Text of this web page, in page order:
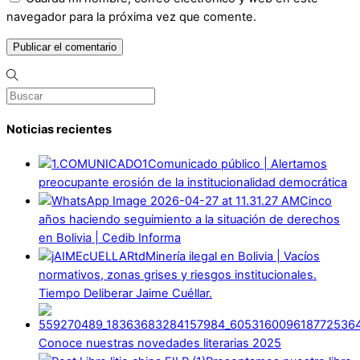
navegador para la próxima vez que comente.
Noticias recientes
Comunicado público | Alertamos
preocupante erosión de la institucionalidad democrática
Cinco
años haciendo seguimiento a la situación de derechos
en Bolivia | Cedib Informa
Minería ilegal en Bolivia | Vacíos
normativos, zonas grises y riesgos institucionales.
Tiempo Deliberar Jaime Cuéllar.
Conoce nuestras novedades literarias 2025